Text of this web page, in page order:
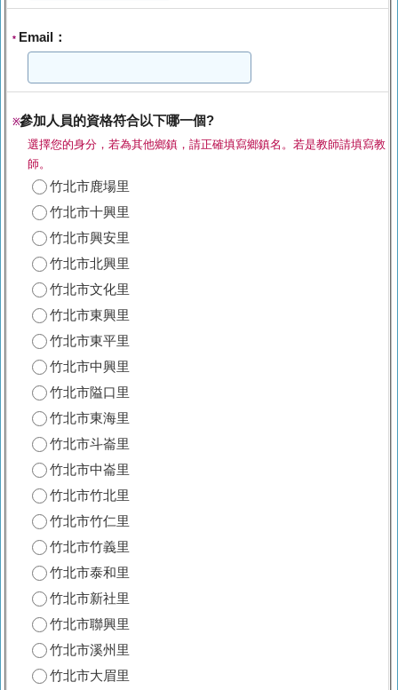
* Email：
※參加人員的資格符合以下哪一個?
選擇您的身分，若為其他鄉鎮，請正確填寫鄉鎮名。若是教師請填寫教
師。
竹北市鹿場里
竹北市十興里
竹北市興安里
竹北市北興里
竹北市文化里
竹北市東興里
竹北市東平里
竹北市中興里
竹北市隘口里
竹北市東海里
竹北市斗崙里
竹北市中崙里
竹北市竹北里
竹北市竹仁里
竹北市竹義里
竹北市泰和里
竹北市新社里
竹北市聯興里
竹北市溪州里
竹北市大眉里